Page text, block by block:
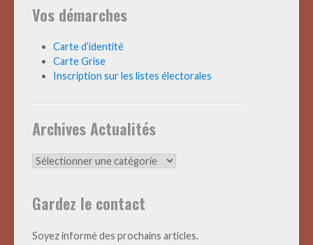
Vos démarches
Carte d’identité
Carte Grise
Inscription sur les listes électorales
Archives Actualités
Archives
Gardez le contact
Soyez informé des prochains articles.